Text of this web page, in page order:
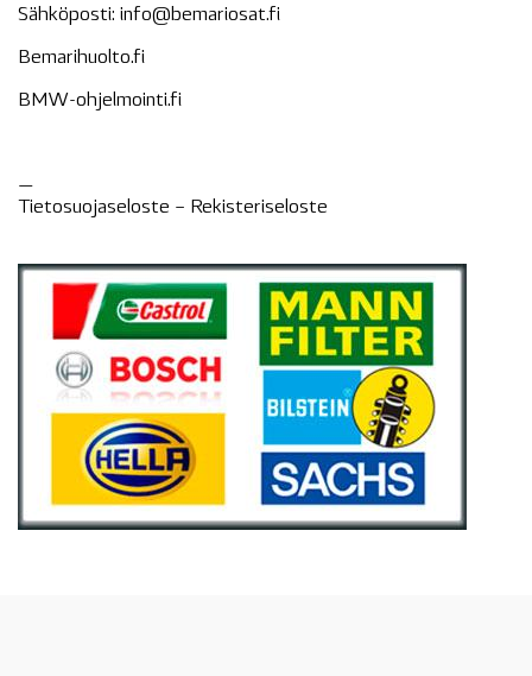
Sähköposti: info@bemariosat.fi
Bemarihuolto.fi
BMW-ohjelmointi.fi
—
Tietosuojaseloste – Rekisteriseloste